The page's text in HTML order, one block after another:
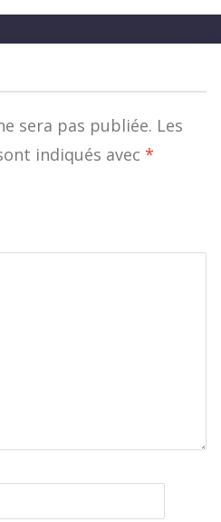
sera pas publiée. Les
indiqués avec *